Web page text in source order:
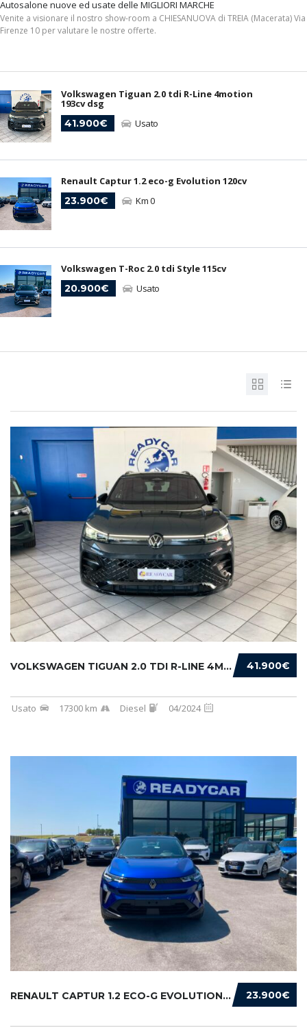
Autosalone nuove ed usate delle MIGLIORI MARCHE
Venite a visionare il nostro show-room a CHIESANUOVA di TREIA (Macerata) Via
Firenze 10 per valutare le nostre offerte.
Volkswagen Tiguan 2.0 tdi R-Line 4motion
193cv dsg
41.900€
Usato
Renault Captur 1.2 eco-g Evolution 120cv
23.900€
Km 0
Volkswagen T-Roc 2.0 tdi Style 115cv
20.900€
Usato
41.900€
VOLKSWAGEN TIGUAN 2.0 TDI R-LINE 4MOTION 193...
Usato 17300 km Diesel 04/2024
23.900€
RENAULT CAPTUR 1.2 ECO-G EVOLUTION 120CV